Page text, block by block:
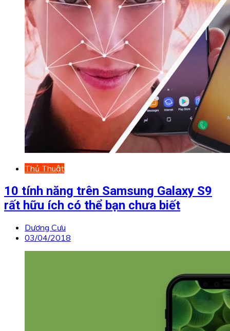
Thủ Thuật
10 tính năng trên Samsung Galaxy S9
rất hữu ích có thể bạn chưa biết
Dương Cưu
03/04/2018